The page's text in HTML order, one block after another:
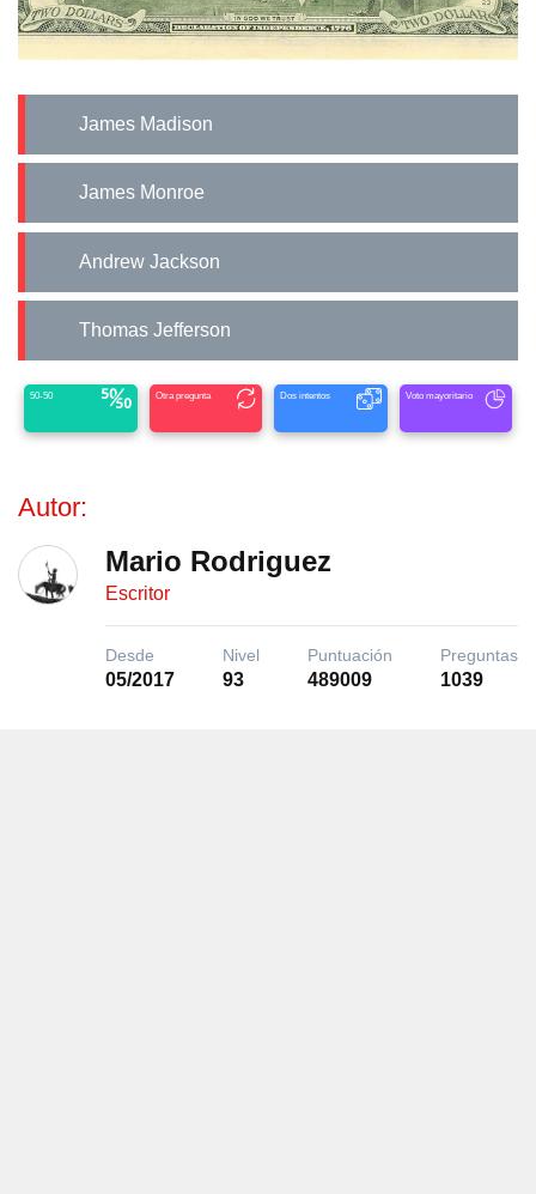
James Madison
James Monroe
Andrew Jackson
Thomas Jefferson
50-50 Otra pregunta Dos intentos Voto mayoritario
Autor:
Mario Rodriguez
Escritor
Desde
05/2017
Nivel
93
Puntuación
489009
Preguntas
1039